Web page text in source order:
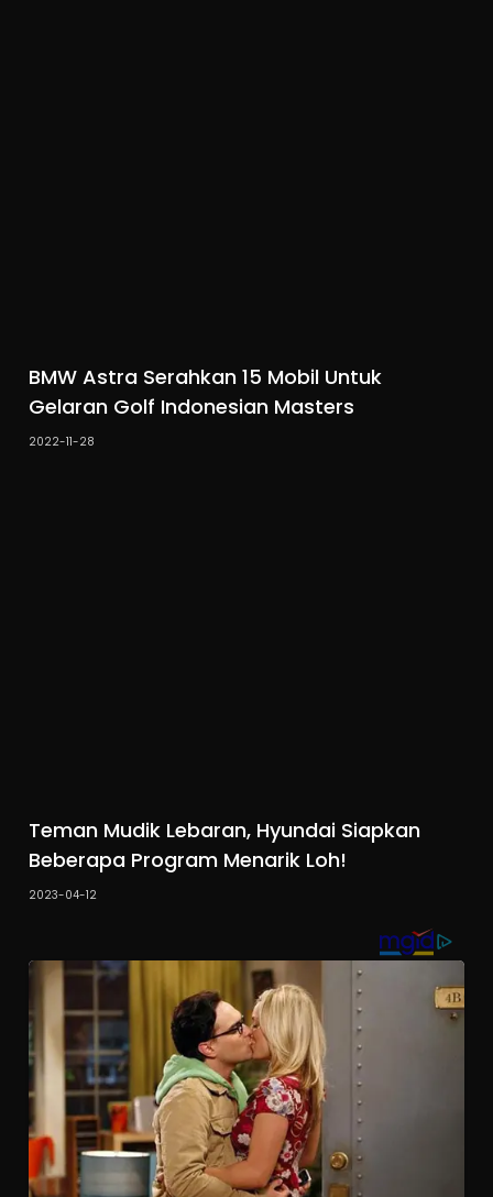
BMW Astra Serahkan 15 Mobil Untuk
Gelaran Golf Indonesian Masters
2022-11-28
Teman Mudik Lebaran, Hyundai Siapkan
Beberapa Program Menarik Loh!
2023-04-12